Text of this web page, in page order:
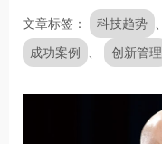
文章标签 科技趋势
成功案例
创新管理